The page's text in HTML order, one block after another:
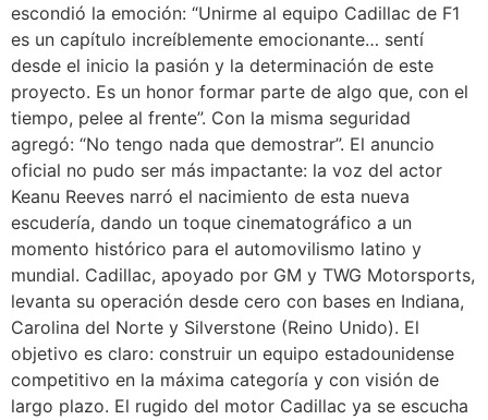
escondió la emoción: “Unirme al equipo Cadillac de F1
es un capítulo increíblemente emocionante… sentí
desde el inicio la pasión y la determinación de este
proyecto. Es un honor formar parte de algo que, con el
tiempo, pelee al frente”. Con la misma seguridad
agregó: “No tengo nada que demostrar”. El anuncio
oficial no pudo ser más impactante: la voz del actor
Keanu Reeves narró el nacimiento de esta nueva
escudería, dando un toque cinematográfico a un
momento histórico para el automovilismo latino y
mundial. Cadillac, apoyado por GM y TWG Motorsports,
levanta su operación desde cero con bases en Indiana,
Carolina del Norte y Silverstone (Reino Unido). El
objetivo es claro: construir un equipo estadounidense
competitivo en la máxima categoría y con visión de
largo plazo. El rugido del motor Cadillac ya se escucha